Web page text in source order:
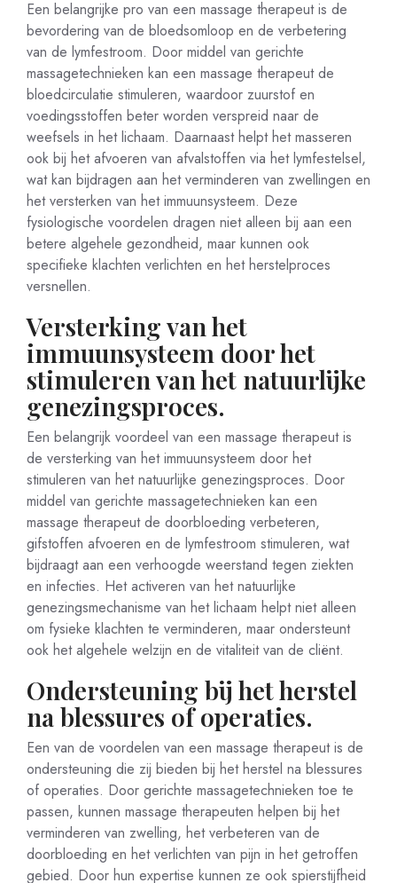
Een belangrijke pro van een massage therapeut is de
bevordering van de bloedsomloop en de verbetering
van de lymfestroom. Door middel van gerichte
massagetechnieken kan een massage therapeut de
bloedcirculatie stimuleren, waardoor zuurstof en
voedingsstoffen beter worden verspreid naar de
weefsels in het lichaam. Daarnaast helpt het masseren
ook bij het afvoeren van afvalstoffen via het lymfestelsel,
wat kan bijdragen aan het verminderen van zwellingen en
het versterken van het immuunsysteem. Deze
fysiologische voordelen dragen niet alleen bij aan een
betere algehele gezondheid, maar kunnen ook
specifieke klachten verlichten en het herstelproces
versnellen.
Versterking van het
immuunsysteem door het
stimuleren van het natuurlijke
genezingsproces.
Een belangrijk voordeel van een massage therapeut is
de versterking van het immuunsysteem door het
stimuleren van het natuurlijke genezingsproces. Door
middel van gerichte massagetechnieken kan een
massage therapeut de doorbloeding verbeteren,
gifstoffen afvoeren en de lymfestroom stimuleren, wat
bijdraagt aan een verhoogde weerstand tegen ziekten
en infecties. Het activeren van het natuurlijke
genezingsmechanisme van het lichaam helpt niet alleen
om fysieke klachten te verminderen, maar ondersteunt
ook het algehele welzijn en de vitaliteit van de cliënt.
Ondersteuning bij het herstel
na blessures of operaties.
Een van de voordelen van een massage therapeut is de
ondersteuning die zij bieden bij het herstel na blessures
of operaties. Door gerichte massagetechnieken toe te
passen, kunnen massage therapeuten helpen bij het
verminderen van zwelling, het verbeteren van de
doorbloeding en het verlichten van pijn in het getroffen
gebied. Door hun expertise kunnen ze ook spierstijfheid